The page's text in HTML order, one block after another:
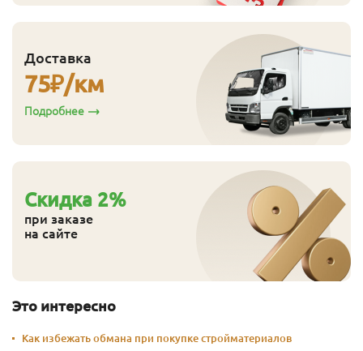
Доставка
75₽/км
Подробнее
Cкидка 2%
при заказе
на сайте
Это интересно
Как избежать обмана при покупке стройматериалов